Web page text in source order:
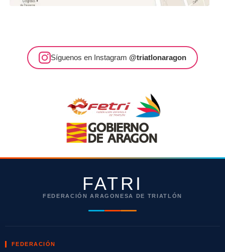
Síguenos en Instagram @triatlonaragon
FATRI
FEDERACIÓN ARAGONESA DE TRIATLÓN
FEDERACIÓN